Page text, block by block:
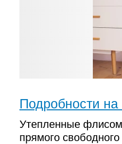
Подробности
Утепленные
прямого